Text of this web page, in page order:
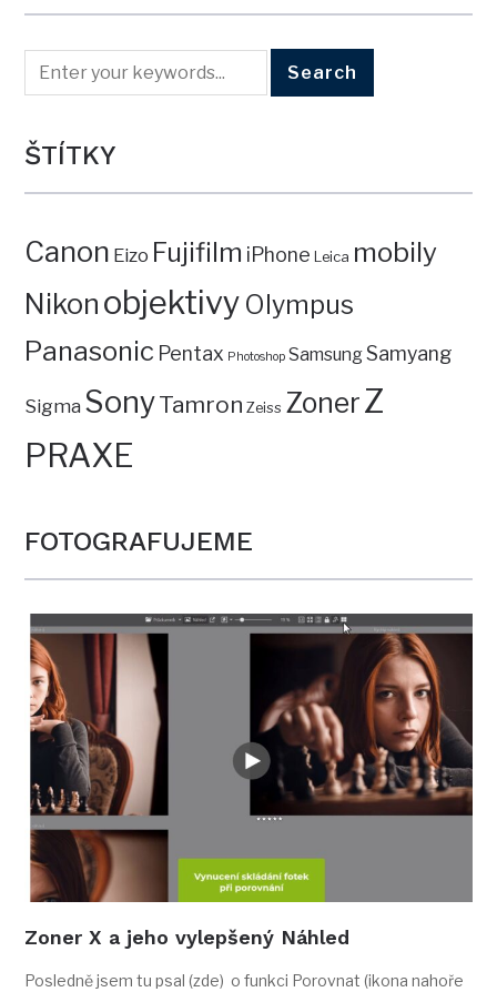
ŠTÍTKY
Canon Eizo Fujifilm iPhone Leica mobily
Nikon objektivy Olympus
Panasonic Pentax Photoshop SamsungSamyang
Sigma SonyTamron Zeiss ZonerZ
PRAXE
FOTOGRAFUJEME
Zoner X a jeho vylepšený Náhled
Posledně jsem tu psal (zde) o funkci Porovnat (ikona nahoře